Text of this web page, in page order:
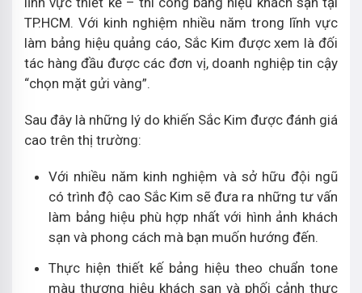
TP.HCM. Với kinh nghiệm nhiều năm trong lĩnh vực
làm bảng hiệu quảng cáo, Sắc Kim được xem là đối
tác hàng đầu được các đơn vị, doanh nghiệp tin cậy
“chọn mặt gửi vàng”.
Sau đây là những lý do khiến Sắc Kim được đánh giá
cao trên thị trường:
Với nhiều năm kinh nghiệm và sở hữu đội ngũ
có trình độ cao Sắc Kim sẽ đưa ra những tư vấn
làm bảng hiệu phù hợp nhất với hình ảnh khách
sạn và phong cách mà bạn muốn hướng đến.
Thực hiện thiết kế bảng hiệu theo chuẩn tone
màu thương hiệu khách sạn và phối cảnh thực